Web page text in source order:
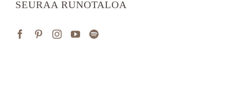
SEURAA RUNOTALOA